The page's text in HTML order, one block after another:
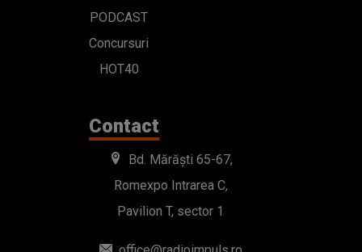
PODCAST
Concursuri
HOT40
Contact
Bd. Mărăști 65-67,
Romexpo Intrarea C,
Pavilion T, sector 1